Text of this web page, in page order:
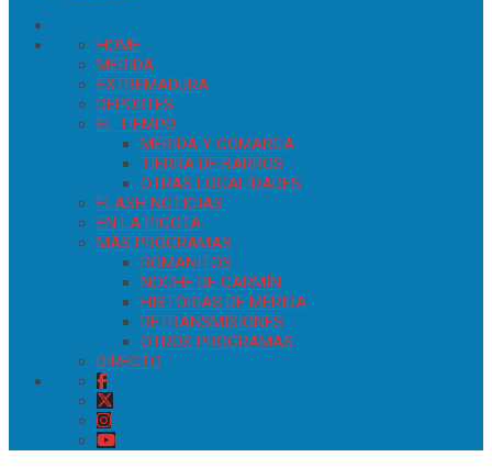
HOME
MÉRIDA
EXTREMADURA
DEPORTES
EL TIEMPO
MÉRIDA Y COMARCA
TIERRA DE BARROS
OTRAS LOCALIDADES
FLASH NOTICIAS
EN LA PICOTA
MÁS PROGRAMAS
ROMANITOS
NOCHE DE CARMÍN
HISTORIAS DE MÉRIDA
RETRANSMISIONES
OTROS PROGRAMAS
DIRECTO